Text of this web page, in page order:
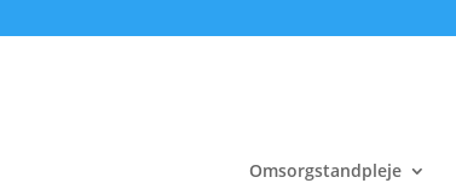
Omsorgstandpleje